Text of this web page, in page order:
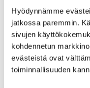
Hyödynnämme
jatkossa paremmin.
sivujen
kohdennetun
evästeistä ovat
toiminnallisuuden
Kauppatorilla
pysäkkitöitä –